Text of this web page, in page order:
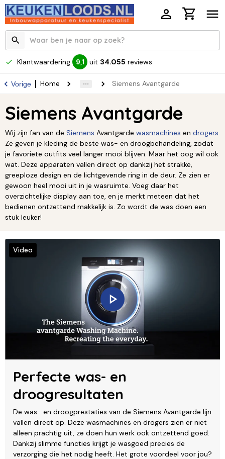
Klantwaardering 9,1 uit 34.055 reviews
Vorige Home Siemens Avantgarde
Siemens Avantgarde
Wij zijn fan van de Siemens Avantgarde wasmachines en drogers.
Ze geven je kleding de beste was- en droogbehandeling, zodat
je favoriete outfits veel langer mooi blijven. Maar het oog wil ook
wat. Deze apparaten vallen direct op dankzij het strakke,
greeploze design en de lichtgevende ring in de deur. Ze zien er
gewoon heel mooi uit in je wasruimte. Voeg daar het
overzichtelijke display aan toe, en je merkt meteen dat het
bedienen ontzettend makkelijk is. Zo wordt de was doen een
stuk leuker!
Perfecte was- en
droogresultaten
De was- en droogprestaties van de Siemens Avantgarde lijn
vallen direct op. Deze wasmachines en drogers zien er niet
alleen prachtig uit, ze doen hun werk ook ontzettend goed.
Dankzij slimme functies krijgt je wasgoed precies de
verzorging die het nodig heeft. Het grote voordeel voor jou?
Video